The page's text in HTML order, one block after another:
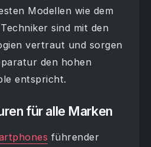
Modellen wie dem
sind mit den
vertraut und sorgen
den hohen
entspricht.
für alle Marken
führender